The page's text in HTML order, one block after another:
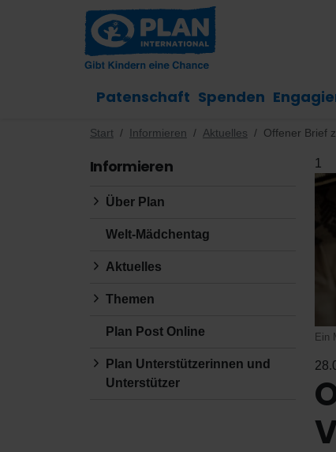
Patenschaft Spenden
Start Informieren Aktuelles Offener Brief
Informieren
Über Plan
Welt-Mädchentag
Aktuelles
Themen
Plan Post Online
Plan Unterstützerinnen und
Unterstützer
1
Ein